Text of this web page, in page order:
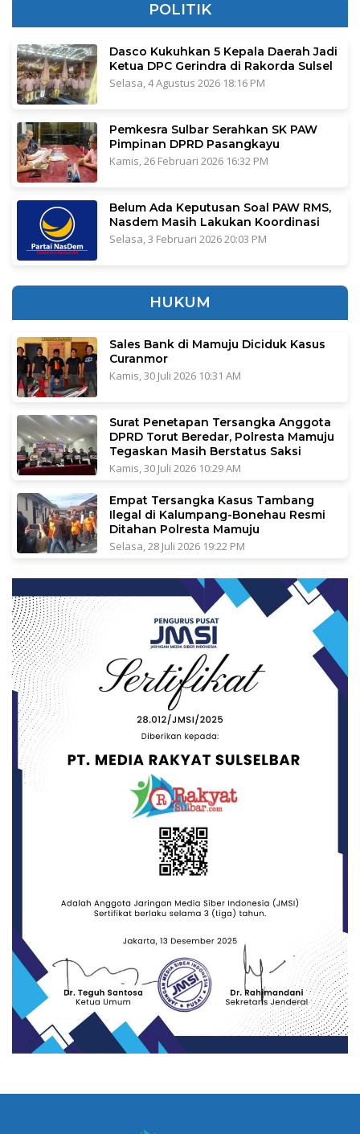
POLITIK
Dasco Kukuhkan 5 Kepala Daerah Jadi
Ketua DPC Gerindra di Rakorda Sulsel
Selasa, 4 Agustus 2026 18:16 PM
Pemkesra Sulbar Serahkan SK PAW
Pimpinan DPRD Pasangkayu
Kamis, 26 Februari 2026 16:32 PM
Belum Ada Keputusan Soal PAW RMS,
Nasdem Masih Lakukan Koordinasi
Selasa, 3 Februari 2026 20:03 PM
HUKUM
Sales Bank di Mamuju Diciduk Kasus
Curanmor
Kamis, 30 Juli 2026 10:31 AM
Surat Penetapan Tersangka Anggota
DPRD Torut Beredar, Polresta Mamuju
Tegaskan Masih Berstatus Saksi
Kamis, 30 Juli 2026 10:29 AM
Empat Tersangka Kasus Tambang
Ilegal di Kalumpang-Bonehau Resmi
Ditahan Polresta Mamuju
Selasa, 28 Juli 2026 19:22 PM